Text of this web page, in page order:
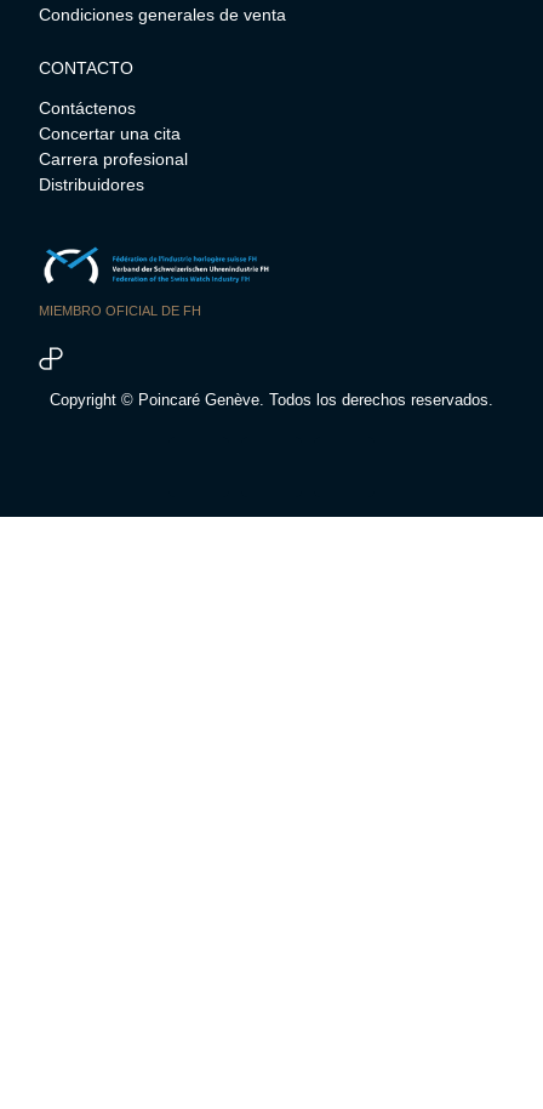
Condiciones generales de venta
CONTACTO
Contáctenos
Concertar una cita
Carrera profesional
Distribuidores
MIEMBRO OFICIAL DE FH
Copyright © Poincaré Genève. Todos los derechos reservados.